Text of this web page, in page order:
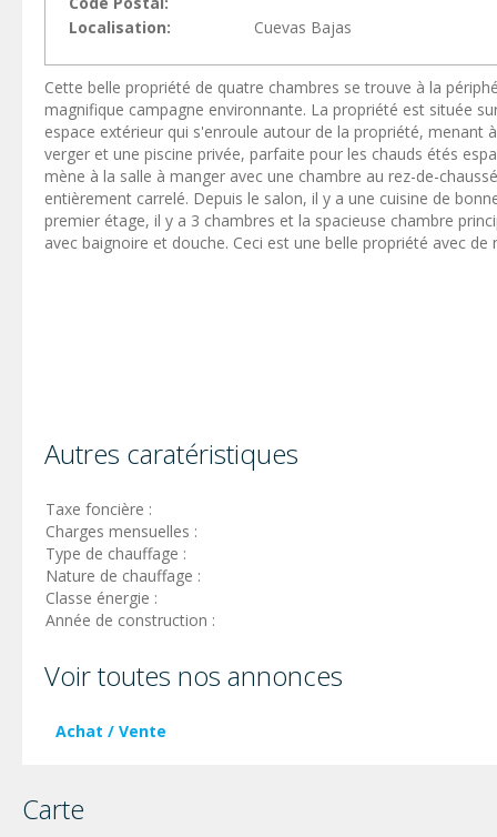
Localisation:
Cuevas Bajas
Cette belle propriété de quatre chambres se trouve à la
magnifique campagne environnante. La propriété est située
espace extérieur qui s'enroule autour de la propriété, menant
verger et une piscine privée, parfaite pour les chauds étés
mène à la salle à manger avec une chambre au rez-de-
entièrement carrelé. Depuis le salon, il y a une cuisine de
premier étage, il y a 3 chambres et la spacieuse chambre
avec baignoire et douche. Ceci est une belle propriété avec de
Autres caratéristiques
Taxe foncière :
Charges mensuelles :
Type de chauffage :
Nature de chauffage :
Classe énergie :
Année de construction :
Voir toutes nos annonces
Achat / Vente
Carte